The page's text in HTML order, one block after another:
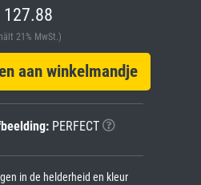
127.88
21% MwSt.)
aan winkelmandje
PERFECT
in de helderheid en kleur